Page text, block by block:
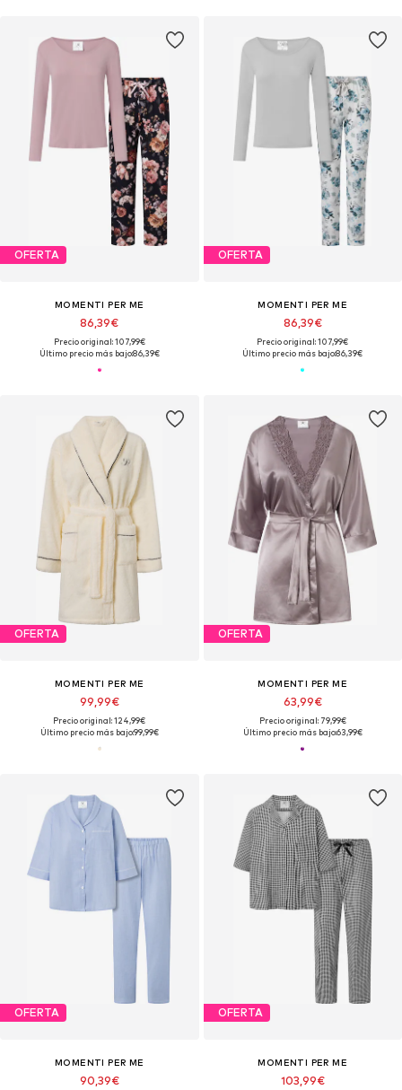
OFERTA
MOMENTI PER ME
86,39€
Precio original: 107,99€
Último precio más bajo:86,39€
OFERTA
MOMENTI PER ME
86,39€
Precio original: 107,99€
Último precio más bajo:86,39€
OFERTA
MOMENTI PER ME
99,99€
Precio original: 124,99€
Último precio más bajo:99,99€
OFERTA
MOMENTI PER ME
63,99€
Precio original: 79,99€
Último precio más bajo:63,99€
OFERTA
MOMENTI PER ME
90,39€
OFERTA
MOMENTI PER ME
103,99€